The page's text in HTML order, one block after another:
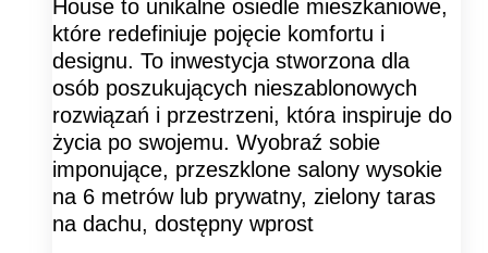
House to unikalne osiedle mieszkaniowe,
które redefiniuje pojęcie komfortu i
designu. To inwestycja stworzona dla
osób poszukujących nieszablonowych
rozwiązań i przestrzeni, która inspiruje do
życia po swojemu. Wyobraź sobie
imponujące, przeszklone salony wysokie
na 6 metrów lub prywatny, zielony taras
na dachu, dostępny wprost